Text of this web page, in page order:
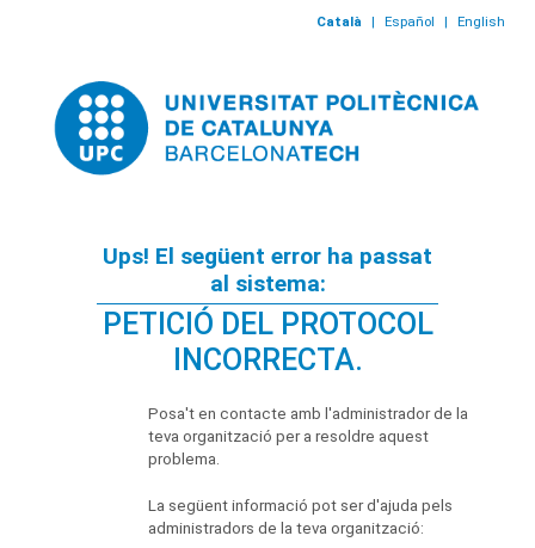
Català | Español | English
Ups! El següent error ha passat
al sistema:
PETICIÓ DEL PROTOCOL
INCORRECTA.
Posa't en contacte amb l'administrador de la
teva organització per a resoldre aquest
problema.
La següent informació pot ser d'ajuda pels
administradors de la teva organització: